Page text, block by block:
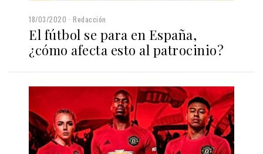
18/03/2020 Redacción
El fútbol se para en España,
¿cómo afecta esto al patrocinio?